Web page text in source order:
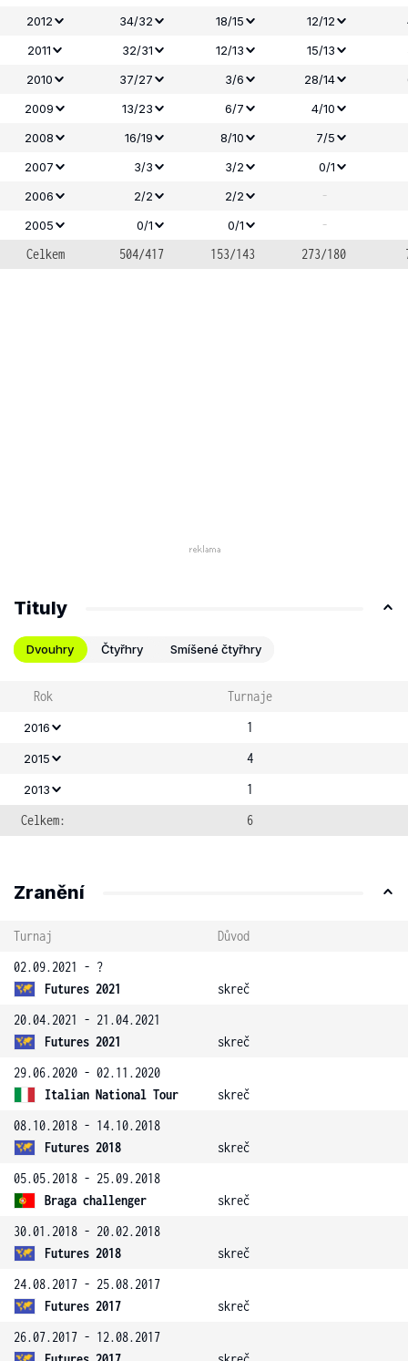
2012
34/32 18/15 12/12
2011
32/31 12/13 15/13
2010
37/27 3/6 28/14
2009
13/23 6/7 4/10
2008
16/19 8/10
7/5
2007
3/3 3/2
0/1
2006
2/2 2/2 -
2005 0/1 0/1
-
Celkem
504/417 153/143 273/180
Tituly
Dvouhry Čtyřhry Smíšené čtyřhry
Rok Turnaje
2016 1
2015 4
2013
1
Celkem:
6
Zranění
Turnaj
Důvod
02.09.2021 - ?
Futures 2021
skreč
20.04.2021 - 21.04.2021
Futures 2021
skreč
29.06.2020 - 02.11.2020
Italian National Tour
skreč
08.10.2018 - 14.10.2018
Futures 2018
skreč
05.05.2018 - 25.09.2018
Braga challenger
skreč
30.01.2018 - 20.02.2018
Futures 2018
skreč
24.08.2017 - 25.08.2017
Futures 2017
skreč
26.07.2017 - 12.08.2017